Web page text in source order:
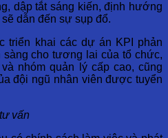
dập tắt sáng kiến, định hướng
dẫn đến sự sụp đổ.
triển khai các dự án KPI phản
sàng cho tương lai của tổ chức,
nhóm quản lý cấp cao, cũng
đội ngũ nhân viên được tuyển
vấn